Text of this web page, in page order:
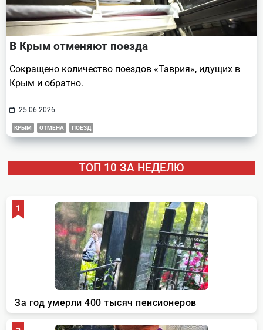
В Крым отменяют поезда
Сокращено количество поездов «Таврия», идущих в
Крым и обратно.
25.06.2026
КРЫМ ОТМЕНА ПОЕЗД
ТОП 10 ЗА НЕДЕЛЮ